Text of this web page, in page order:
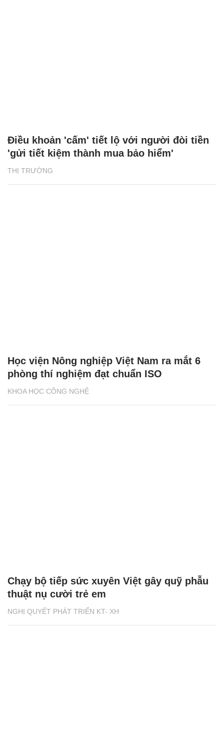
THỊ TRƯỜNG
Điều khoản 'cấm' tiết lộ với người đòi tiền
'gửi tiết kiệm thành mua bảo hiểm'
KHOA HỌC CÔNG NGHỆ
Học viện Nông nghiệp Việt Nam ra mắt 6
phòng thí nghiệm đạt chuẩn ISO
NGHỊ QUYẾT PHÁT TRIỂN KT- XH
Chạy bộ tiếp sức xuyên Việt gây quỹ phẫu
thuật nụ cười trẻ em